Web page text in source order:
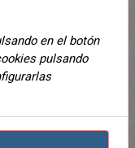
para resistir el
ni estilo.
en el botón
pulsando